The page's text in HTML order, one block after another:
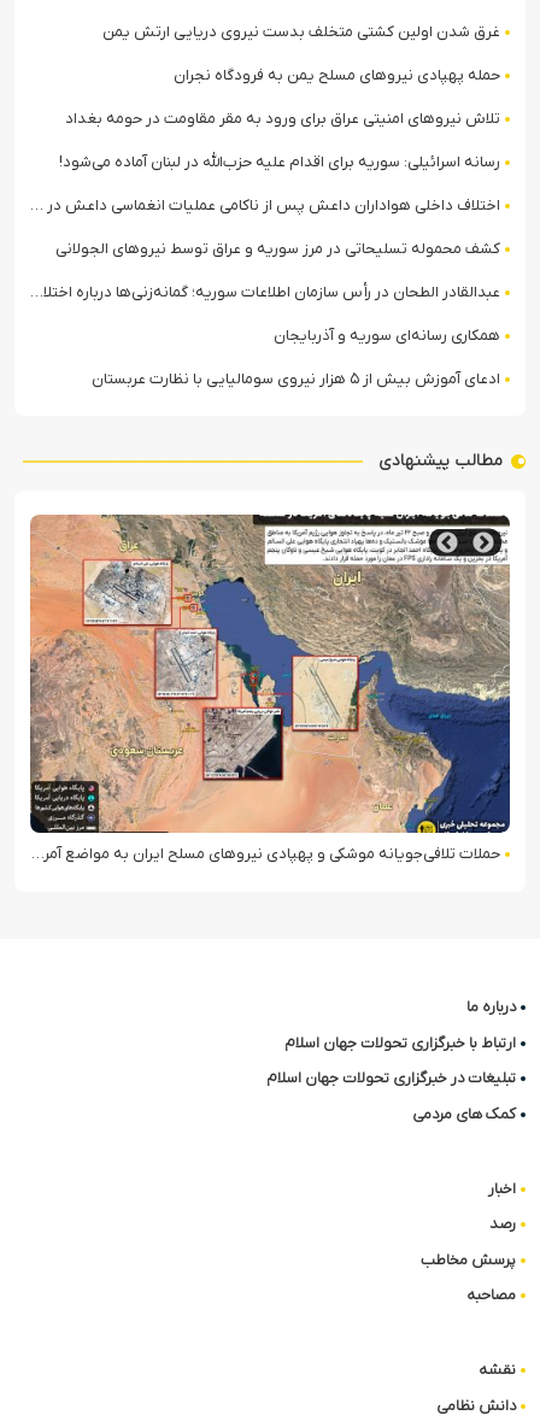
غرق شدن اولین کشتی متخلف بدست نیروی دریایی ارتش یمن
حمله پهپادی نیروهای مسلح یمن به فرودگاه نجران
تلاش نیروهای امنیتی عراق برای ورود به مقر مقاومت در حومه بغداد
رسانه اسرائیلی: سوریه برای اقدام علیه حزب‌الله در لبنان آماده می‌شود!
اختلاف داخلی هواداران داعش پس از ناکامی عملیات انغماسی داعش در رقه
کشف محموله تسلیحاتی در مرز سوریه و عراق توسط نیروهای الجولانی
عبدالقادر الطحان در رأس سازمان اطلاعات سوریه؛ گمانه‌زنی‌ها درباره اختلافات در ساختار امنیتی
همکاری رسانه‌ای سوریه و آذربایجان
ادعای آموزش بیش از ۵ هزار نیروی سومالیایی با نظارت عربستان
مطالب پیشنهادی
استانداری دمشق فیلم تبلیغاتی خود برای بارگاه حضرت رقیه را حذف کرد
درباره ما
ارتباط با خبرگزاری تحولات جهان اسلام
تبلیغات در خبرگزاری تحولات جهان اسلام
کمک های مردمی
اخبار
رصد
پرسش مخاطب
مصاحبه
نقشه
دانش نظامی